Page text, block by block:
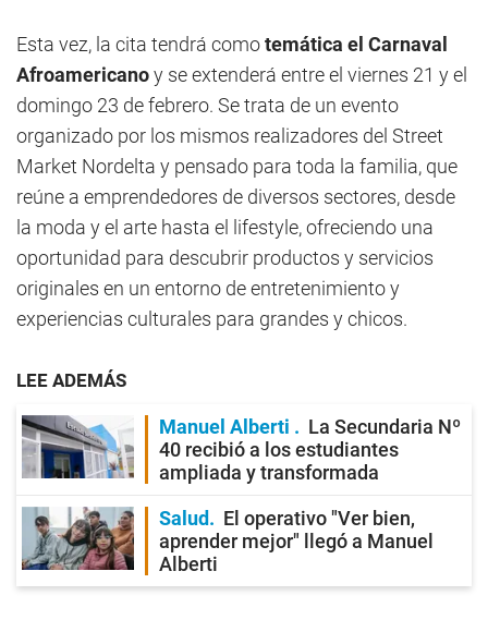
Esta vez, la cita tendrá comotemática el Carnaval
Afroamericanoy se extenderá entre el viernes 21 y el
domingo 23 de febrero. Se trata de un evento
organizado por los mismos realizadores del Street
Market Nordelta y pensado para toda la familia, que
reúne a emprendedores de diversos sectores, desde
la moda y el arte hasta el lifestyle, ofreciendo una
oportunidad para descubrir productos y servicios
originales en un entorno de entretenimiento y
experiencias culturales para grandes y chicos.
LEE ADEMÁS
Manuel Alberti
La Secundaria Nº
40 recibió a los estudiantes
ampliada y transformada
Salud
El operativo "Ver bien,
aprender mejor" llegó a Manuel
Alberti